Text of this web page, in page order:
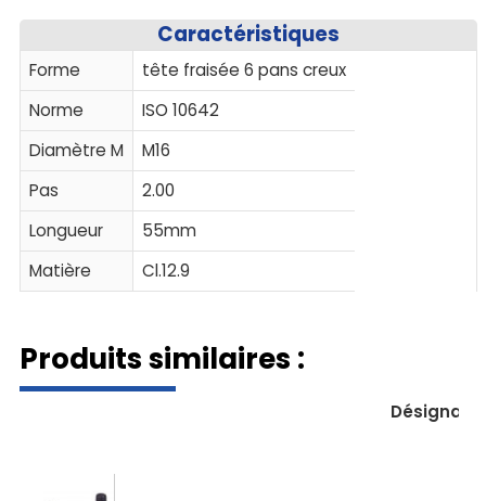
Caractéristiques
Forme
tête fraisée 6 pans creux
Norme
ISO 10642
Diamètre M
M16
Pas
2.00
Longueur
55mm
Matière
Cl.12.9
Produits similaires :